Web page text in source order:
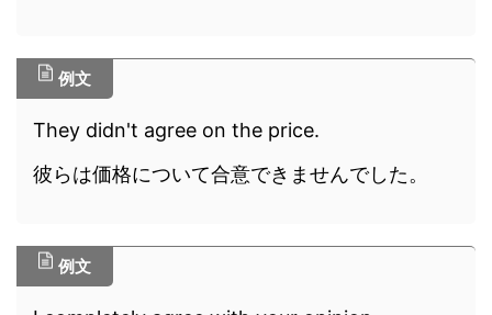
例文
They didn't agree on the price.
彼らは価格について合意できませんでした。
例文